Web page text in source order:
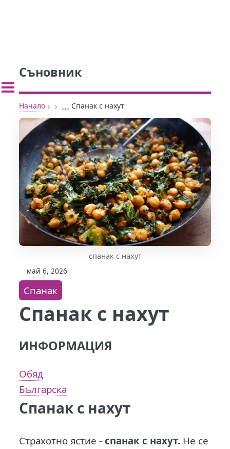
Съновник
Начало › › ... Спанак с нахут
спанак с нахут
май 6, 2026
Спанак
Спанак с нахут
ИНФОРМАЦИЯ
Обяд
Българска
Спанак с нахут
Страхотно ястие - спанак с нахут. Не се